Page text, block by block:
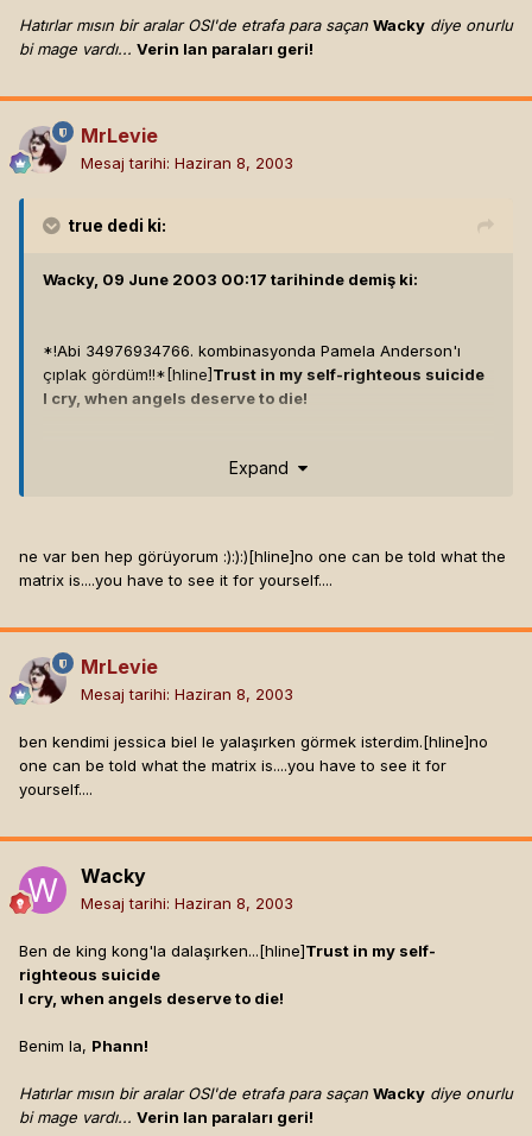
Hatırlar mısın bir aralar OSI'de etrafa para saçan Wacky diye onurlu
bi mage vardı... Verin lan paraları geri!
MrLevie
Mesaj tarihi: Haziran 8, 2003
true dedi ki:
Wacky, 09 June 2003 00:17 tarihinde demiş ki:
*!Abi 34976934766. kombinasyonda Pamela Anderson'ı
çıplak gördüm!!*[hline]Trust in my self-righteous suicide
I cry, when angels deserve to die!
Expand
ne var ben hep görüyorum :):):)[hline]no one can be told what the
matrix is....you have to see it for yourself....
MrLevie
Mesaj tarihi: Haziran 8, 2003
ben kendimi jessica biel le yalaşırken görmek isterdim.[hline]no
one can be told what the matrix is....you have to see it for
yourself....
Wacky
Mesaj tarihi: Haziran 8, 2003
Ben de king kong'la dalaşırken...[hline]Trust in my self-
righteous suicide
I cry, when angels deserve to die!
Benim la, Phann!
Hatırlar mısın bir aralar OSI'de etrafa para saçan Wacky diye onurlu
bi mage vardı... Verin lan paraları geri!